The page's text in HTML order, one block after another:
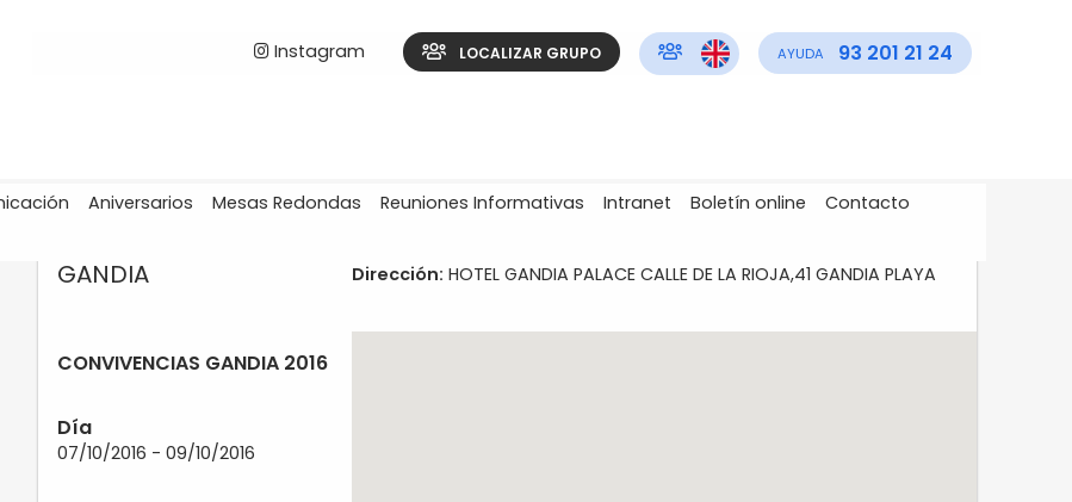
Instagram LOCALIZAR GRUPO AYUDA 93 201 21 24
Aniversarios Mesas Redondas Reuniones Informativas Intranet Boletín online Contacto
GANDIA Dirección: HOTEL GANDIA PALACE CALLE DE LA RIOJA,41 GANDIA PLAYA
CONVIVENCIAS GANDIA 2016
Día
07/10/2016 - 09/10/2016